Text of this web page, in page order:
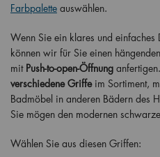
Farbpalette auswählen.
Wenn Sie ein klares und einfaches
können wir für Sie einen
mit Push-to-open-Öffnung
verschiedene Griffe im Sortiment,
Badmöbel in anderen Bädern des
Sie mögen den modernen
Wählen Sie aus diesen Griffen: